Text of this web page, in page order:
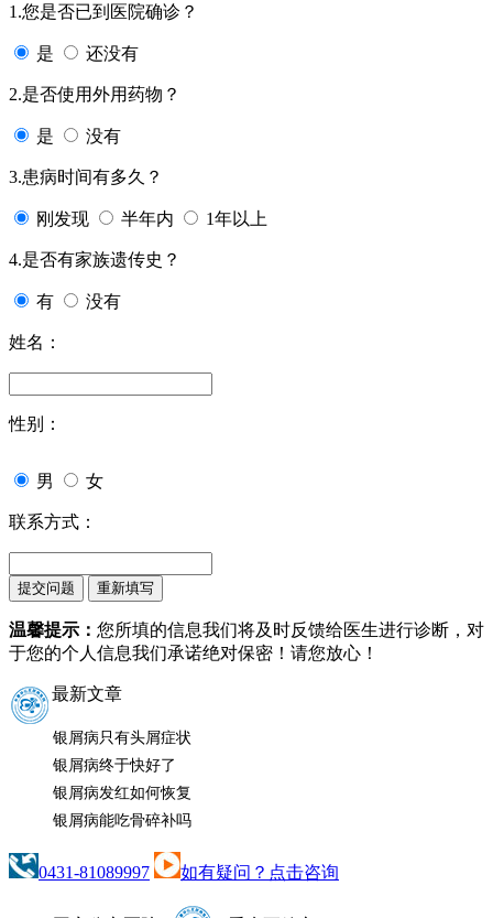
1.您是否已到医院确诊？
是 还没有
2.是否使用外用药物？
是 没有
3.患病时间有多久？
刚发现 半年内 1年以上
4.是否有家族遗传史？
有 没有
姓名：
性别：
男 女
联系方式：
温馨提示： 您所填的信息我们将及时反馈给医生进行诊断，对
于您的个人信息我们承诺绝对保密！请您放心！
最新文章
银屑病只有头屑症状
银屑病终于快好了
银屑病发红如何恢复
银屑病能吃骨碎补吗
0431-81089997 如有疑问？点击咨询